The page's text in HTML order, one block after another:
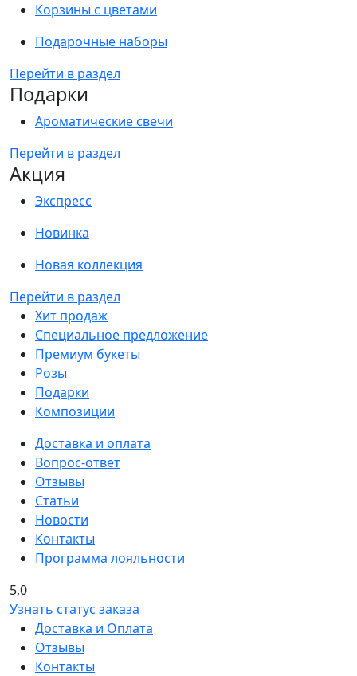
Корзины с цветами
Подарочные наборы
Перейти в раздел
Подарки
Ароматические свечи
Перейти в раздел
Акция
Экспресс
Новинка
Новая коллекция
Перейти в раздел
Хит продаж
Специальное предложение
Премиум букеты
Розы
Подарки
Композиции
Доставка и оплата
Вопрос-ответ
Отзывы
Статьи
Новости
Контакты
Программа лояльности
5,0
Узнать статус заказа
Доставка и Оплата
Отзывы
Контакты